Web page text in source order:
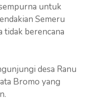
untuk
Semeru
tidak berencana
desa Ranu
Bromo yang